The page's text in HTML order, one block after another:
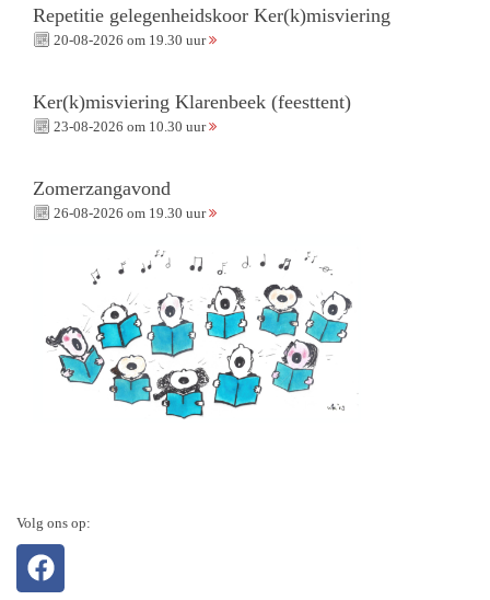
Repetitie gelegenheidskoor Ker(k)misviering
20-08-2026 om 19.30 uur
Ker(k)misviering Klarenbeek (feesttent)
23-08-2026 om 10.30 uur
Zomerzangavond
26-08-2026 om 19.30 uur
Volg ons op: